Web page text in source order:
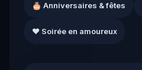
🎂 Anniversaires & fêtes
❤️ Soirée en amoureux